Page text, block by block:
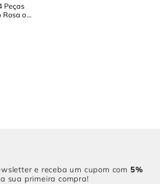
Peças
Rosa ou
e receba um cupom com 5%
sua primeira compra!